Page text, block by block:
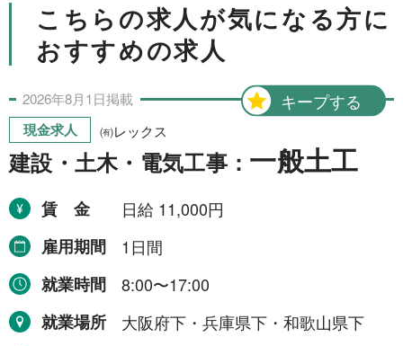
こちらの求人が気になる方に
おすすめの求人
キープする
2026年8月1日掲載
現金求人 ㈲レックス
建設・土木・電気工事： 一般土工
賃金
日給 11,000円
雇用期間
1日間
就業時間
8:00〜17:00
就業場所
大阪府下・兵庫県下・和歌山県下